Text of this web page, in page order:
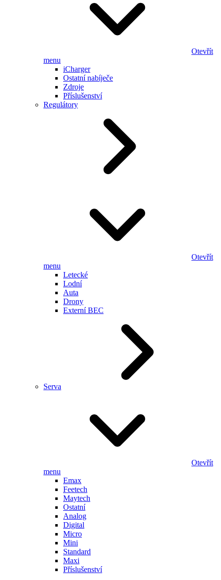
Otevřít
menu
iCharger
Ostatní nabíječe
Zdroje
Příslušenství
Regulátory
Otevřít
menu
Letecké
Lodní
Auta
Drony
Externí BEC
Serva
Otevřít
menu
Emax
Feetech
Maytech
Ostatní
Analog
Digital
Micro
Mini
Standard
Maxi
Příslušenství